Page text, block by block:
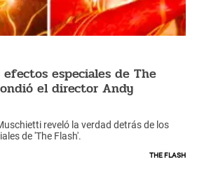
especiales de The
el director Andy
reveló la verdad detrás de los
de 'The Flash'.
The Flash